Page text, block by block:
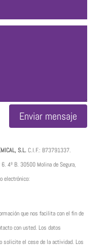
Enviar mensaje
S.L.C.I.F.: B73791337.
4º B. 30500 Molina de Segura,
electrónico:
que nos facilita con el fin de
con usted. Los datos
solicite el cese de la actividad. Los